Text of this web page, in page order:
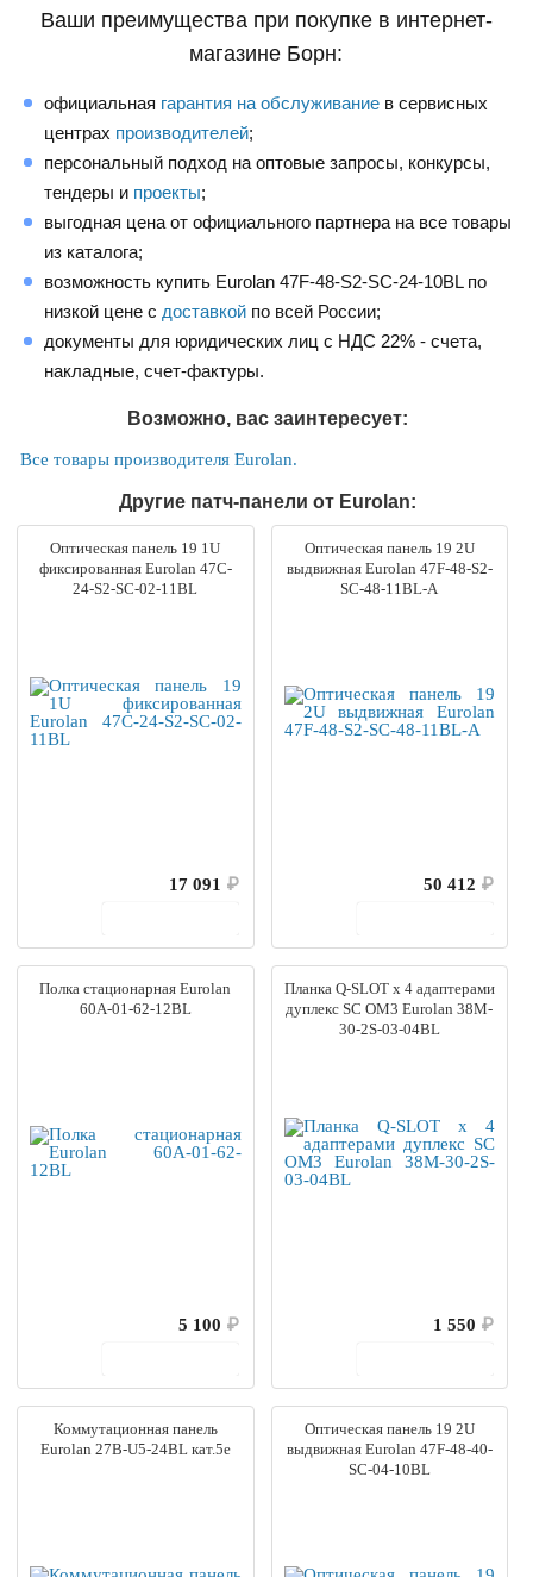
Ваши преимущества при покупке в интернет-
магазине Борн:
официальная гарантия на обслуживание в сервисных
центрах производителей;
персональный подход на оптовые запросы, конкурсы,
тендеры и проекты;
выгодная цена от официального партнера на все товары
из каталога;
возможность купить Eurolan 47F-48-S2-SC-24-10BL по
низкой цене с доставкой по всей России;
документы для юридических лиц с НДС 22% - счета,
накладные, счет-фактуры.
Возможно, вас заинтересует:
Все товары производителя Eurolan.
Другие патч-панели от Eurolan:
Оптическая панель 19 1U
фиксированная Eurolan 47C-
24-S2-SC-02-11BL
17 091 ₽
Оптическая панель 19 2U
выдвижная Eurolan 47F-48-S2-
SC-48-11BL-A
50 412 ₽
Полка стационарная Eurolan
60A-01-62-12BL
5 100 ₽
Планка Q-SLOT x 4 адаптерами
дуплекс SC OM3 Eurolan 38M-
30-2S-03-04BL
1 550 ₽
Коммутационная панель
Eurolan 27B-U5-24BL кат.5e
Оптическая панель 19 2U
выдвижная Eurolan 47F-48-40-
SC-04-10BL